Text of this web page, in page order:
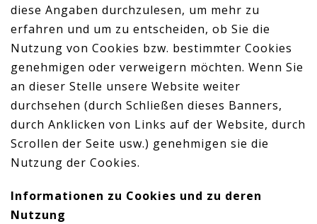
diese Angaben durchzulesen, um mehr zu
erfahren und um zu entscheiden, ob Sie die
Nutzung von Cookies bzw. bestimmter Cookies
genehmigen oder verweigern möchten. Wenn Sie
an dieser Stelle unsere Website weiter
durchsehen (durch Schließen dieses Banners,
durch Anklicken von Links auf der Website, durch
Scrollen der Seite usw.) genehmigen sie die
Nutzung der Cookies.
Informationen zu Cookies und zu deren
Nutzung